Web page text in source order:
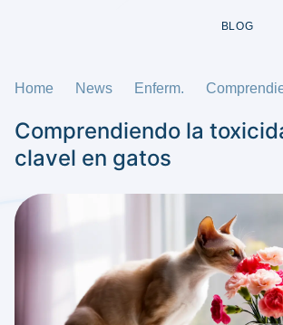
BLOG
Home News Enferm.
Comprendiendo la
clavel en gatos